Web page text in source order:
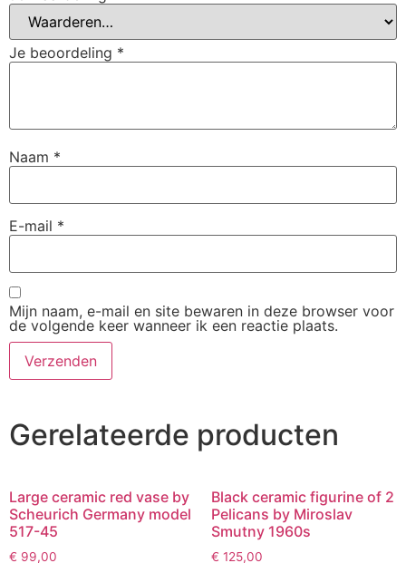
Je beoordeling *
Naam *
E-mail *
Mijn naam, e-mail en site bewaren in deze browser voor
de volgende keer wanneer ik een reactie plaats.
Gerelateerde producten
Large ceramic red vase by
Scheurich Germany model
517-45
€ 99,00
Black ceramic figurine of 2
Pelicans by Miroslav
Smutny 1960s
€ 125,00